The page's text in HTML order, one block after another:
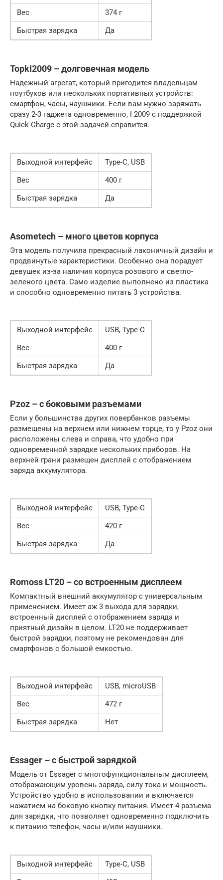
Вес
374 г
Быстрая зарядка
Да
TopkI2009 – долговечная модель
Надежный агрегат, который пригодится владельцам
ноутбуков или нескольких портативных устройств:
смартфон, часы, наушники. Если вам нужно заряжать
сразу 2-3 гаджета одновременно, I 2009 с поддержкой
Quick Charge с этой задачей справится.
Выходной интерфейс
Type-C, USB
Вес
400 г
Быстрая зарядка
Да
Asometech – много цветов корпуса
Эта модель получила прекрасный лаконичный дизайн и
продвинутые характеристики. Особенно она порадует
девушек из-за наличия корпуса розового и светло-
зеленого цвета. Само изделие выполнено из пластика
и способно одновременно питать 3 устройства.
Выходной интерфейс
USB, Type-C
Вес
400 г
Быстрая зарядка
Да
Pzoz – с боковыми разъемами
Если у большинства других повербанков разъемы
размещены на верхнем или нижнем торце, то у Pzoz они
расположены слева и справа, что удобно при
одновременной зарядке нескольких приборов. На
верхней грани размещен дисплей с отображением
заряда аккумулятора.
Выходной интерфейс
USB, Type-C
Вес
420 г
Быстрая зарядка
Да
Romoss LT20 – со встроенным дисплеем
Компактный внешний аккумулятор с универсальным
применением. Имеет аж 3 выхода для зарядки,
встроенный дисплей с отображением заряда и
приятный дизайн в целом. LT20 не поддерживает
быстрой зарядки, поэтому не рекомендован для
смартфонов с большой емкостью.
Выходной интерфейс
USB, microUSB
Вес
472 г
Быстрая зарядка
Нет
Essager – с быстрой зарядкой
Модель от Essager с многофункциональным дисплеем,
отображающим уровень заряда, силу тока и мощность.
Устройство удобно в использовании и включается
нажатием на боковую кнопку питания. Имеет 4 разъема
для зарядки, что позволяет одновременно подключить
к питанию телефон, часы и/или наушники.
Выходной интерфейс
Type-C, USB